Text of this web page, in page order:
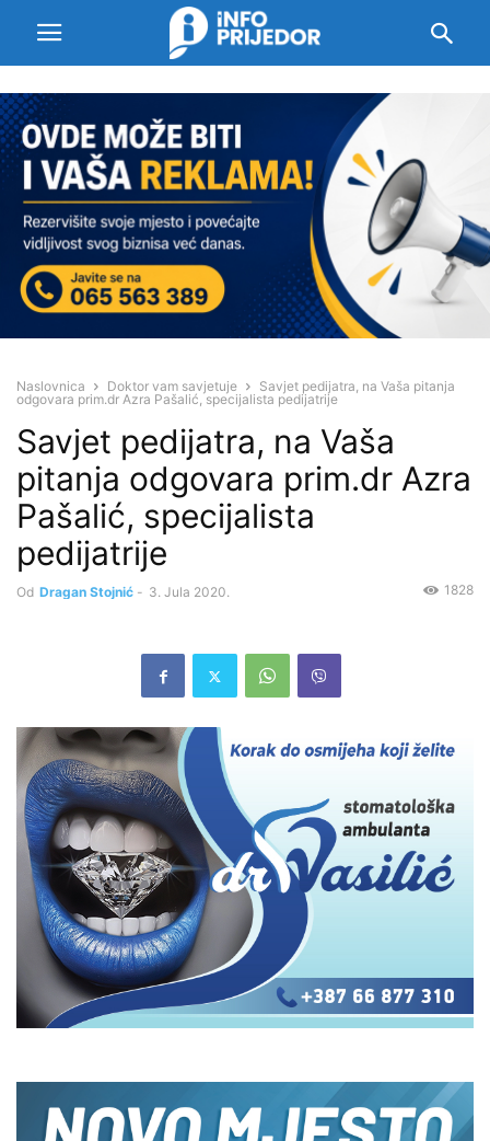
Naslovnica Doktor vam savjetuje
Savjet pedijatra, na Vaša pitanja
odgovara prim.dr Azra Pašalić, specijalista pedijatrije
Savjet pedijatra, na Vaša
pitanja odgovara prim.dr Azra
Pašalić, specijalista
pedijatrije
Od Dragan Stojnić - 3. Jula 2020. 1828